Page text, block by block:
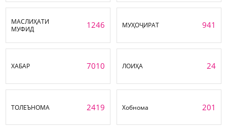
МАСЛИҲАТИ
МУФИД
1246 МУҲОҶИРАТ 941
ХАБАР 7010 ЛОИҲА 24
ТОЛЕЪНОМА 2419 Хобнома 201